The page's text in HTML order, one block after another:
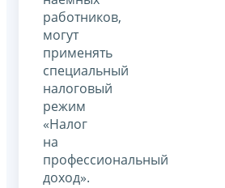
работников,
могут
применять
специальный
налоговый
режим
«Налог
на
профессиональный
доход».